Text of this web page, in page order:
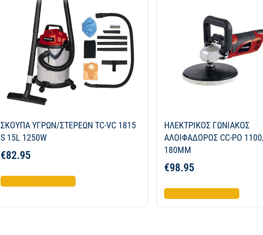
ΣΚΟΥΠΑ ΥΓΡΩΝ/ΣΤΕΡΕΩΝ TC-VC 1815
S 15L 1250W
€82.95
ΗΛΕΚΤΡΙΚΟΣ ΓΩΝΙΑΚΟΣ
ΑΛΟΙΦΑΔΟΡΟΣ CC-PO
180MM
€98.95